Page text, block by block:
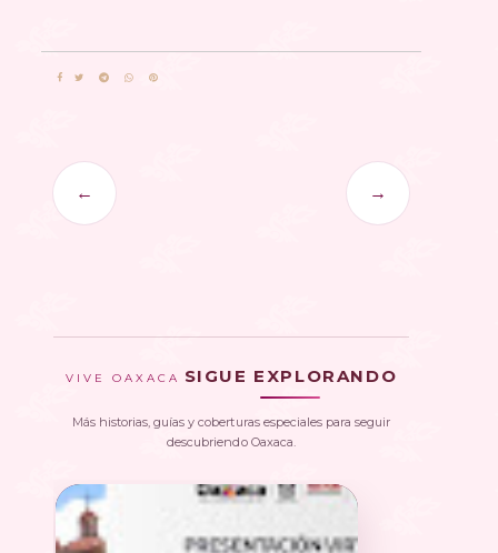
← →
VIVE OAXACA SIGUE EXPLORANDO
Más historias, guías y coberturas especiales para seguir
descubriendo Oaxaca.